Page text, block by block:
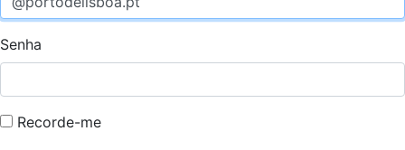
Senha
Recorde-me